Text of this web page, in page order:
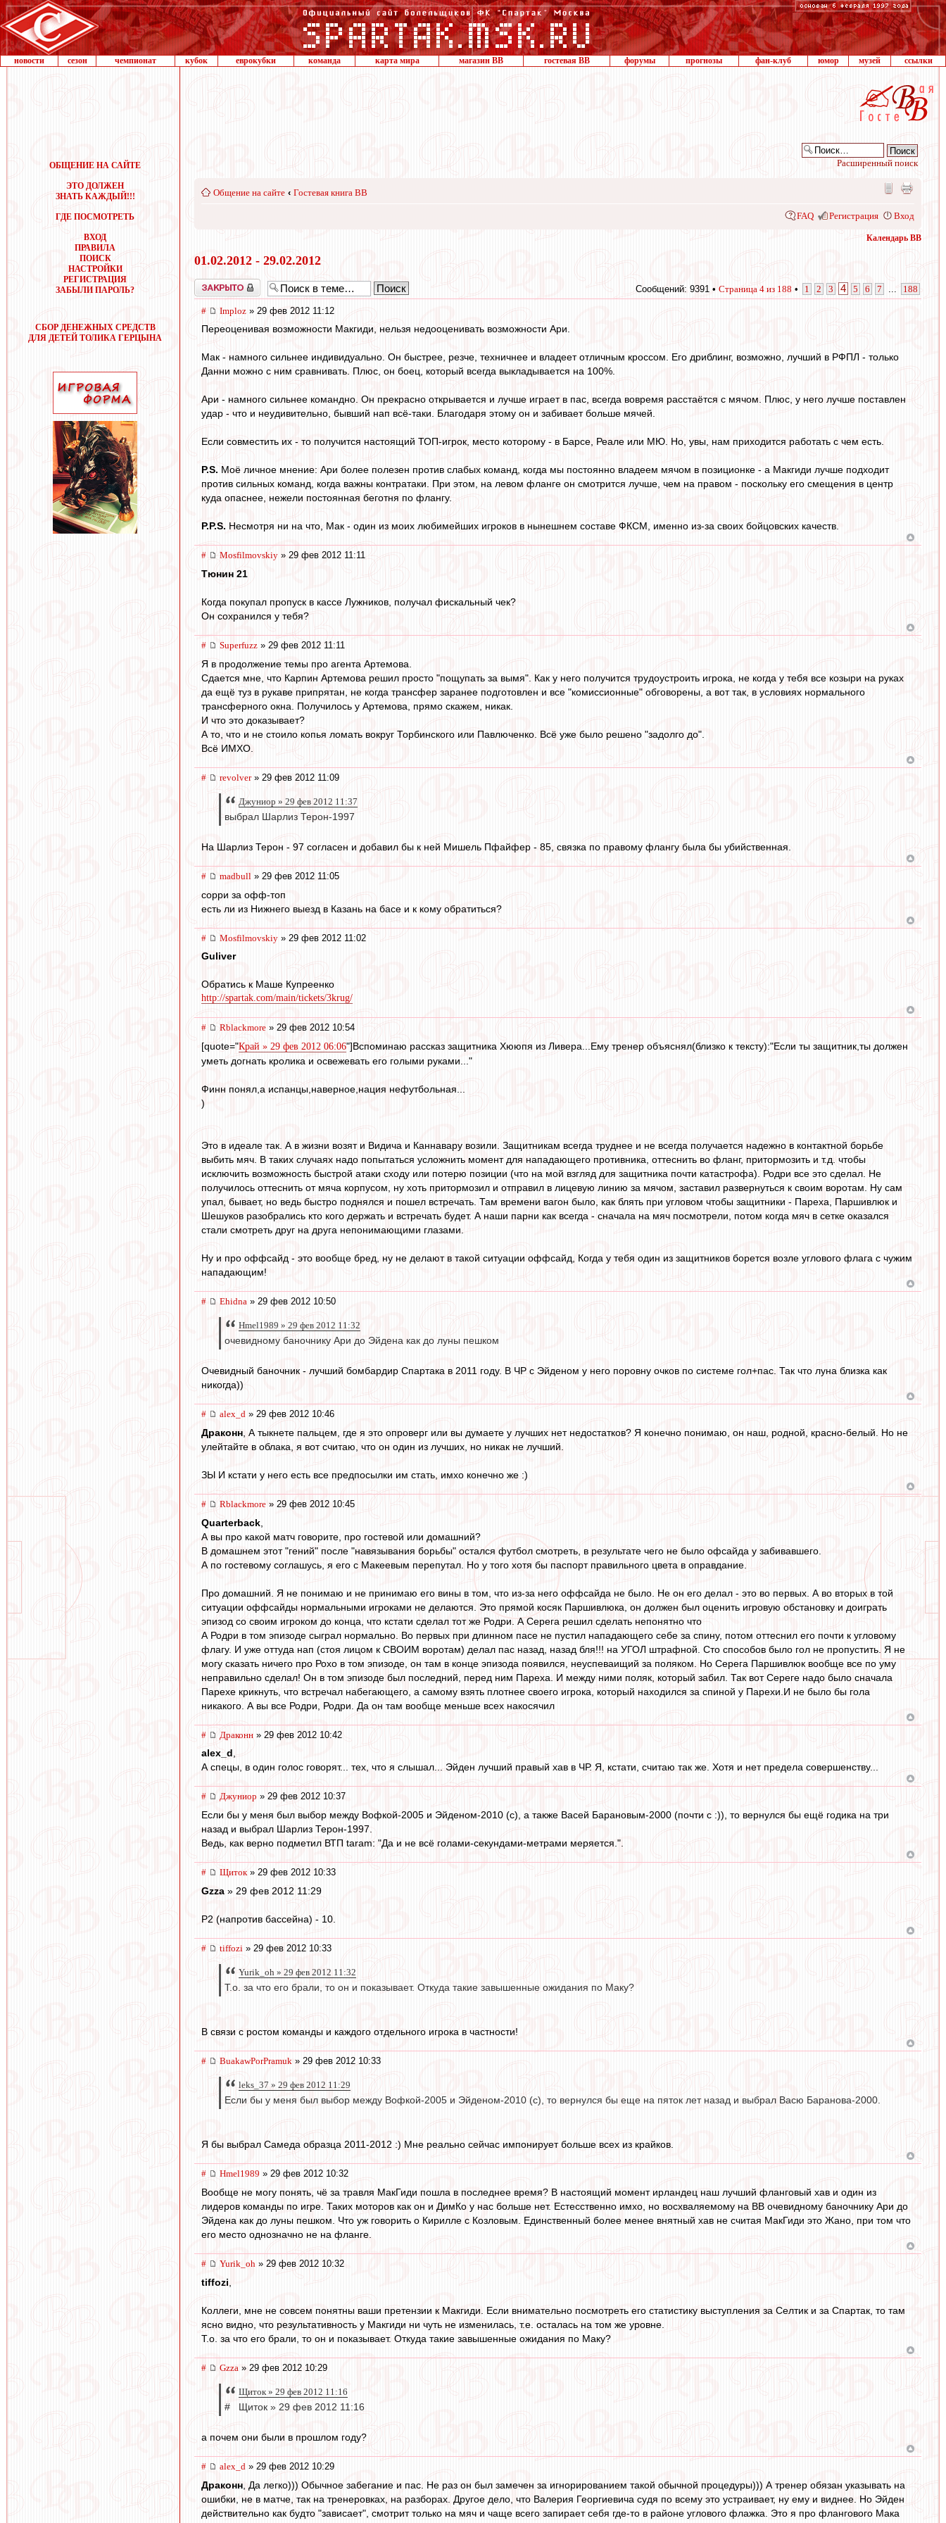
новости сезон чемпионат кубок еврокубки команда карта мира магазин ВВ гостевая ВВ форумы прогнозы фан-клуб юмор музей ссылки
ОБЩЕНИЕ НА САЙТЕ
ЭТО ДОЛЖЕН
ЗНАТЬ КАЖДЫЙ!!!
ГДЕ ПОСМОТРЕТЬ
ВХОД
ПРАВИЛА
ПОИСК
НАСТРОЙКИ
РЕГИСТРАЦИЯ
ЗАБЫЛИ ПАРОЛЬ?
СБОР ДЕНЕЖНЫХ СРЕДСТВ
ДЛЯ ДЕТЕЙ ТОЛИКА ГЕРЦЫНА
Расширенный поиск
Общение на сайте ‹ Гостевая книга ВВ
FAQ Регистрация Вход
Календарь ВВ
01.02.2012 - 29.02.2012
Закрыто Сообщений: 9391 • Страница 4 из 188 • 1 2 3 4 5 6 7 188
# Imploz » 29 фев 2012 11:12
Переоценивая возможности Макгиди, нельзя недооценивать возможности Ари.
Мак - намного сильнее индивидуально. Он быстрее, резче, техничнее и владеет отличным кроссом. Его дриблинг, возможно, лучший в РФПЛ - только
Данни можно с ним сравнивать. Плюс, он боец, который всегда выкладывается на 100%.
Ари - намного сильнее командно. Он прекрасно открывается и лучше играет в пас, всегда вовремя расстаётся с мячом. Плюс, у него лучше поставлен
удар - что и неудивительно, бывший нап всё-таки. Благодаря этому он и забивает больше мячей.
Если совместить их - то получится настоящий ТОП-игрок, место которому - в Барсе, Реале или МЮ. Но, увы, нам приходится работать с чем есть.
P.S. Моё личное мнение: Ари более полезен против слабых команд, когда мы постоянно владеем мячом в позиционке - а Макгиди лучше подходит
против сильных команд, когда важны контратаки. При этом, на левом фланге он смотрится лучше, чем на правом - поскольку его смещения в центр
куда опаснее, нежели постоянная беготня по флангу.
P.P.S. Несмотря ни на что, Мак - один из моих любимейших игроков в нынешнем составе ФКСМ, именно из-за своих бойцовских качеств.
# Mosfilmovskiy » 29 фев 2012 11:11
Тюнин 21
Когда покупал пропуск в кассе Лужников, получал фискальный чек?
Он сохранился у тебя?
# Superfuzz » 29 фев 2012 11:11
Я в продолжение темы про агента Артемова.
Сдается мне, что Карпин Артемова решил просто "пощупать за вымя". Как у него получится трудоустроить игрока, не когда у тебя все козыри на руках
да ещё туз в рукаве припрятан, не когда трансфер заранее подготовлен и все "комиссионные" обговорены, а вот так, в условиях нормального
трансферного окна. Получилось у Артемова, прямо скажем, никак.
И что это доказывает?
А то, что и не стоило копья ломать вокруг Торбинского или Павлюченко. Всё уже было решено "задолго до".
Всё ИМХО.
# revolver» 29 фев 2012 11:09
Джуниор » 29 фев 2012 11:37
выбрал Шарлиз Терон-1997
На Шарлиз Терон - 97 согласен и добавил бы к ней Мишель Пфайфер - 85, связка по правому флангу была бы убийственная.
# madbull » 29 фев 2012 11:05
сорри за офф-топ
есть ли из Нижнего выезд в Казань на басе и к кому обратиться?
# Mosfilmovskiy » 29 фев 2012 11:02
Guliver
Обратись к Маше Купреенко
http://spartak.com/main/tickets/3krug/
# Rblackmore » 29 фев 2012 10:54
[quote="Край » 29 фев 2012 06:06"]Вспоминаю рассказ защитника Хююпя из Ливера...Ему тренер объяснял(близко к тексту):"Если ты защитник,ты должен
уметь догнать кролика и освежевать его голыми руками..."
Финн понял,а испанцы,наверное,нация нефутбольная...
)
Это в идеале так. А в жизни возят и Видича и Каннавару возили. Защитникам всегда труднее и не всегда получается надежно в контактной борьбе
выбить мяч. В таких случаях надо попытаться усложнить момент для нападающего противника, оттеснить во фланг, притормозить и т.д. чтобы
исключить возможность быстрой атаки сходу или потерю позиции (что на мой взгляд для защитника почти катастрофа). Родри все это сделал. Не
получилось оттеснить от мяча корпусом, ну хоть притормозил и отправил в лицевую линию за мячом, заставил развернуться к своим воротам. Ну сам
упал, бывает, но ведь быстро поднялся и пошел встречать. Там времени вагон было, как блять при угловом чтобы защитники - Пареха, Паршивлюк и
Шешуков разобрались кто кого держать и встречать будет. А наши парни как всегда - сначала на мяч посмотрели, потом когда мяч в сетке оказался
стали смотреть друг на друга непонимающими глазами.
Ну и про оффсайд - это вообще бред, ну не делают в такой ситуации оффсайд, Когда у тебя один из защитников борется возле углового флага с чужим
нападающим!
# Ehidna » 29 фев 2012 10:50
Hmel1989 » 29 фев 2012 11:32
очевидному баночнику Ари до Эйдена как до луны пешком
Очевидный баночник - лучший бомбардир Спартака в 2011 году. В ЧР с Эйденом у него поровну очков по системе гол+пас. Так что луна близка как
никогда))
# alex_d » 29 фев 2012 10:46
Драконн , А тыкнете пальцем, где я это опроверг или вы думаете у лучших нет недостатков? Я конечно понимаю, он наш, родной, красно-белый. Но не
улейтайте в облака, я вот считаю, что он один из лучших, но никак не лучший.
ЗЫ И кстати у него есть все предпосылки им стать, имхо конечно же :)
# Rblackmore » 29 фев 2012 10:45
Quarterback
А вы про какой матч говорите, про гостевой или домашний?
В домашнем этот "гений" после "навязывания борьбы" остался футбол смотреть, в результате чего не было офсайда у забивавшего.
А по гостевому соглашусь, я его с Макеевым перепутал. Но у того хотя бы паспорт правильного цвета в оправдание.
Про домашний. Я не понимаю и не принимаю его вины в том, что из-за него оффсайда не было. Не он его делал - это во первых. А во вторых в той
ситуации оффсайды нормальными игроками не делаются. Это прямой косяк Паршивлюка, он должен был оценить игровую обстановку и доиграть
эпизод со своим игроком до конца, что кстати сделал тот же Родри. А Серега решил сделать непонятно что
А Родри в том эпизоде сыграл нормально. Во первых при длинном пасе не пустил нападающего себе за спину, потом оттеснил его почти к угловому
флагу. И уже оттуда нап (стоя лицом к СВОИМ воротам) делал пас назад, назад бля!!! на УГОЛ штрафной. Сто способов было гол не пропустить. Я не
могу сказать ничего про Рохо в том эпизоде, он там в конце эпизода появился, неуспеваищий за поляком. Но Серега Паршивлюк вообще все по уму
неправильно сделал! Он в том эпизоде был последний, перед ним Пареха. И между ними поляк, который забил. Так вот Сереге надо было сначала
Парехе крикнуть, что встречал набегающего, а самому взять плотнее своего игрока, который находился за спиной у Парехи.И не было бы гола
никакого. А вы все Родри, Родри. Да он там вообще меньше всех накосячил
# Драконн » 29 фев 2012 10:42
alex_d,
А спецы, в один голос говорят... тех, что я слышал... Эйден лучший правый хав в ЧР. Я, кстати, считаю так же. Хотя и нет предела совершенству...
# Джуниор » 29 фев 2012 10:37
Если бы у меня был выбор между Вофкой-2005 и Эйденом-2010 (с), а также Васей Барановым-2000 (почти с :)), то вернулся бы ещё годика на три
назад и выбрал Шарлиз Терон-1997.
Ведь, как верно подметил ВТП taram: "Да и не всё голами-секундами-метрами меряется.".
# Щиток » 29 фев 2012 10:33
Gzza » 29 фев 2012 11:29
P2 (напротив бассейна) - 10.
# tiffozi » 29 фев 2012 10:33
Yurik_oh » 29 фев 2012 11:32
Т.о. за что его брали, то он и показывает. Откуда такие завышенные ожидания по Маку?
В связи с ростом команды и каждого отдельного игрока в частности!
# BuakawPorPramuk » 29 фев 2012 10:33
leks_37 » 29 фев 2012 11:29
Если бы у меня был выбор между Вофкой-2005 и Эйденом-2010 (с), то вернулся бы еще на пяток лет назад и выбрал Васю Баранова-2000.
Я бы выбрал Самеда образца 2011-2012 :) Мне реально сейчас импонирует больше всех из крайков.
# Hmel1989 » 29 фев 2012 10:32
Вообще не могу понять, чё за травля МакГиди пошла в последнее время? В настоящий момент ирландец наш лучший фланговый хав и один из
лидеров команды по игре. Таких моторов как он и ДимКо у нас больше нет. Естесственно имхо, но восхваляемому на ВВ очевидному баночнику Ари до
Эйдена как до луны пешком. Что уж говорить о Кирилле с Козловым. Единственный более менее внятный хав не считая МакГиди это Жано, при том что
его место однозначно не на фланге.
# Yurik_oh » 29 фев 2012 10:32
tiffozi
Коллеги, мне не совсем понятны ваши претензии к Макгиди. Если внимательно посмотреть его статистику выступления за Селтик и за Спартак, то там
ясно видно, что результативность у Макгиди ни чуть не изменилась, т.е. осталась на том же уровне.
Т.о. за что его брали, то он и показывает. Откуда такие завышенные ожидания по Маку?
# Gzza » 29 фев 2012 10:29
Щиток » 29 фев 2012 11:16
# Щиток » 29 фев 2012 11:16
а почем они были в прошлом году?
# alex_d » 29 фев 2012 10:29
Драконн , Да легко))) Обычное забегание и пас. Не раз он был замечен за игнорированием такой обычной процедуры))) А тренер обязан указывать на
ошибки, не в матче, так на тренеровках, на разборах. Другое дело, что Валерия Георгиевича судя по всему это устраивает, ну ему и виднее. Но Эйден
действительно как будто "зависает", смотрит только на мяч и чаще всего запирает себя где-то в районе углового флажка. Это я про флангового Мака